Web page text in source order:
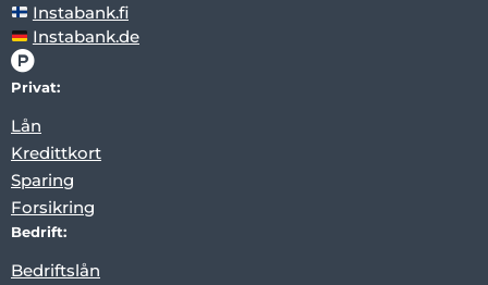
Instabank.fi
Instabank.de
Privat:
Lån
Kredittkort
Sparing
Forsikring
Bedrift:
Bedriftslån